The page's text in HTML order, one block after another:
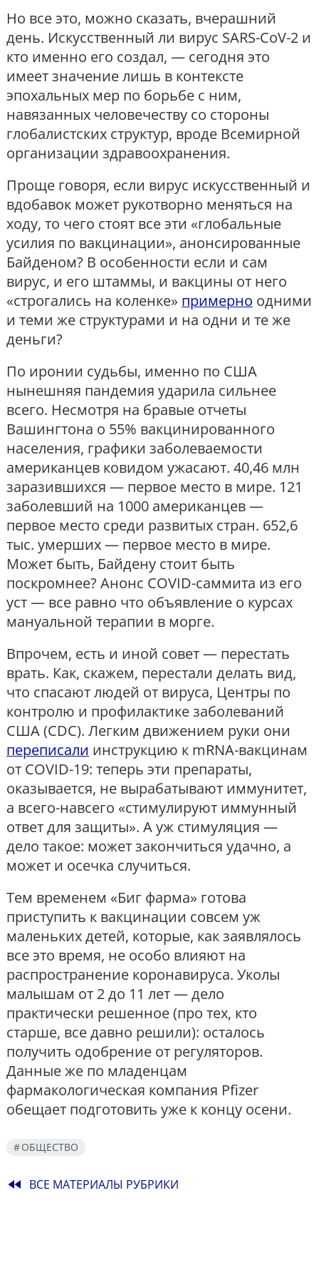
Но все это, можно сказать, вчерашний
день. Искусственный ли вирус SARS-CoV-2 и
кто именно его создал, — сегодня это
имеет значение лишь в контексте
эпохальных мер по борьбе с ним,
навязанных человечеству со стороны
глобалистских структур, вроде Всемирной
организации здравоохранения.
Проще говоря, если вирус искусственный и
вдобавок может рукотворно меняться на
ходу, то чего стоят все эти «глобальные
усилия по вакцинации», анонсированные
Байденом? В особенности если и сам
вирус, и его штаммы, и вакцины от него
«строгались на коленке» примерно одними
и теми же структурами и на одни и те же
деньги?
По иронии судьбы, именно по США
нынешняя пандемия ударила сильнее
всего. Несмотря на бравые отчеты
Вашингтона о 55% вакцинированного
населения, графики заболеваемости
американцев ковидом ужасают. 40,46 млн
заразившихся — первое место в мире. 121
заболевший на 1000 американцев —
первое место среди развитых стран. 652,6
тыс. умерших — первое место в мире.
Может быть, Байдену стоит быть
поскромнее? Анонс COVID-саммита из его
уст — все равно что объявление о курсах
мануальной терапии в морге.
Впрочем, есть и иной совет — перестать
врать. Как, скажем, перестали делать вид,
что спасают людей от вируса, Центры по
контролю и профилактике заболеваний
США (CDC). Легким движением руки они
переписали инструкцию к mRNA-вакцинам
от COVID-19: теперь эти препараты,
оказывается, не вырабатывают иммунитет,
а всего-навсего «стимулируют иммунный
ответ для защиты». А уж стимуляция —
дело такое: может закончиться удачно, а
может и осечка случиться.
Тем временем «Биг фарма» готова
приступить к вакцинации совсем уж
маленьких детей, которые, как заявлялось
все это время, не особо влияют на
распространение коронавируса. Уколы
малышам от 2 до 11 лет — дело
практически решенное (про тех, кто
старше, все давно решили): осталось
получить одобрение от регуляторов.
Данные же по младенцам
фармакологическая компания Pfizer
обещает подготовить уже к концу осени.
ОБЩЕСТВО
fast_rewind ВСЕ МАТЕРИАЛЫ РУБРИКИ